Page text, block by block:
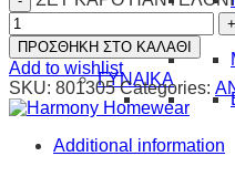
ΓΥΝΑΙΚΑ
ΠΡΟΣΘΗΚΗ ΣΤΟ ΚΑΛΑΘΙ
Add to wishlist
SKU: 801305 Categories:
Additional information